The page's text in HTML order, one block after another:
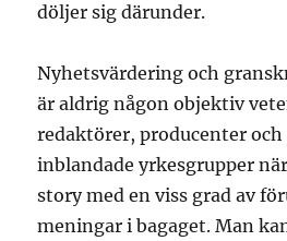
döljer sig därunder.
Nyhetsvärdering och
är aldrig någon objektiv
redaktörer, producenter och
inblandade yrkesgrupper
story med en viss grad av
meningar i bagaget. Man